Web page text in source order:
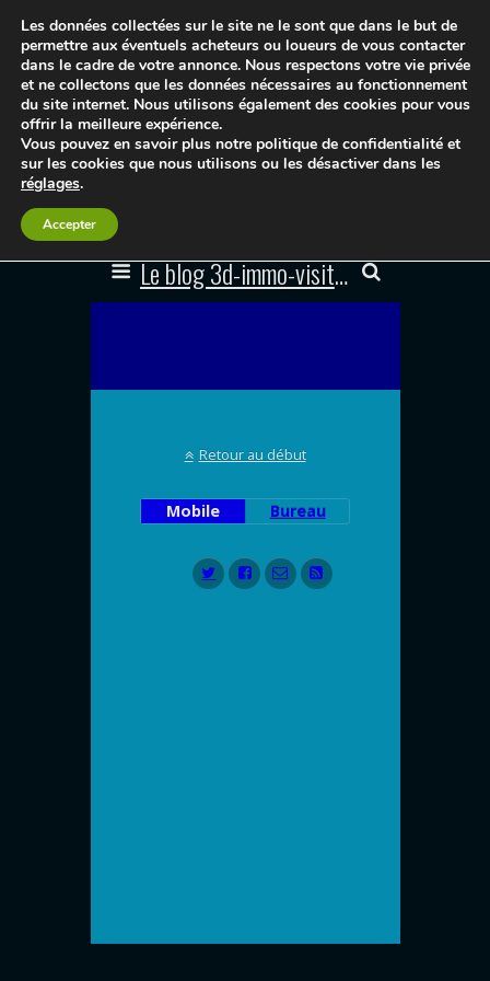
Le blog 3d-immo-visites
Retour au début
Mobile Bureau
Les données collectées sur le site ne le sont que dans le but de
permettre aux éventuels acheteurs ou loueurs de vous contacter
dans le cadre de votre annonce. Nous respectons votre vie privée
et ne collectons que les données nécessaires au fonctionnement
du site internet. Nous utilisons également des cookies pour vous
offrir la meilleure expérience.
Vous pouvez en savoir plus notre politique de confidentialité et
sur les cookies que nous utilisons ou les désactiver dans les
réglages.
Accepter